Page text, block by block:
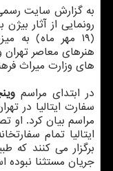
به گزارش سایت
رونمایی از آثار
(۱۹ مهر ماه) به
هنرهای معاصر تهران
های وزارت میراث
در ابتدای مراسم
سفارت ایتالیا در
مراسم بیان كرد. او
ایتالیا تمام
برگزار می كنند كه
جریان مستثنا نبوده